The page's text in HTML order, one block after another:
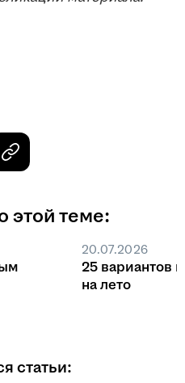
этой теме:
20.07.2026
25 вариантов
на лето
статьи: